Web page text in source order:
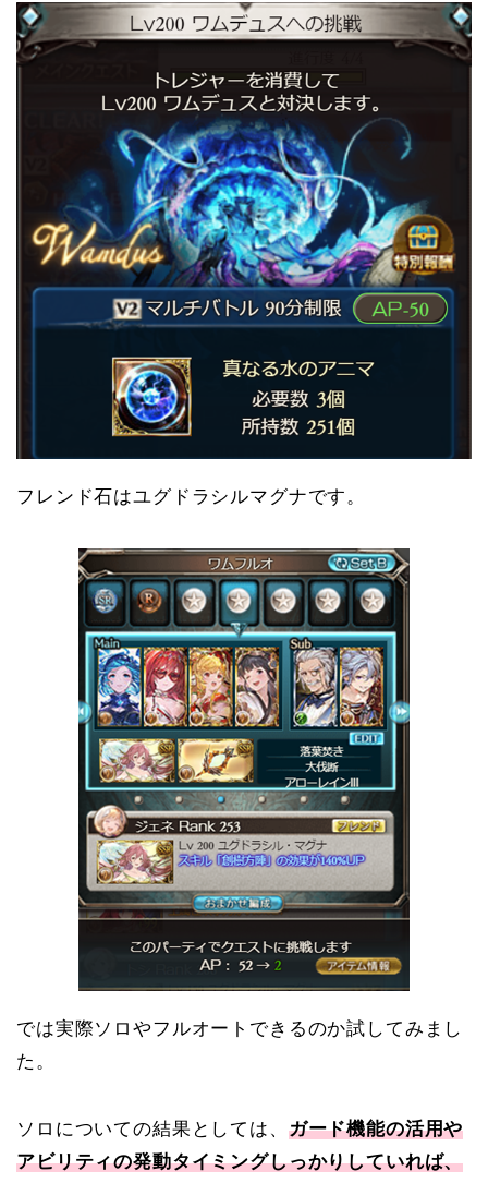
フレンド石はユグドラシルマグナです。
では実際ソロやフルオートできるのか試してみまし
た。
ソロについての結果としては、 ガード機能の活用や
アビリティの発動タイミングしっかりしていれば、